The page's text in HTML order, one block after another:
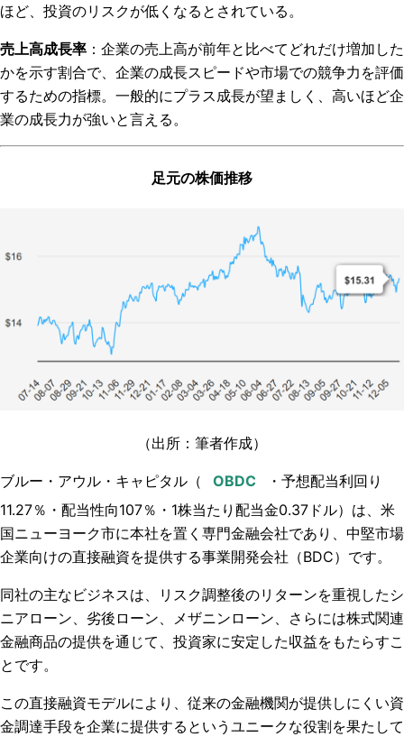
ほど、投資のリスクが低くなるとされている。
売上高成長率 ：企業の売上高が前年と比べてどれだけ増加した
かを示す割合で、企業の成長スピードや市場での競争力を評価
するための指標。一般的にプラス成長が望ましく、高いほど企
業の成長力が強いと言える。
足元の株価推移
（出所：筆者作成）
ブルー・アウル・キャピタル（
・予想配当利回り
11.27％・配当性向107％・ 1株当たり配当金0.37 ドル） は、米
国ニューヨーク市に本社を置く専門金融会社であり、中堅市場
企業向けの直接融資を提供する事業開発会社（BDC）です。
同社の主なビジネスは、リスク調整後のリターンを重視したシ
ニアローン、劣後ローン、メザニンローン、さらには株式関連
金融商品の提供を通じて、投資家に安定した収益をもたらすこ
とです。
この直接融資モデルにより、従来の金融機関が提供しにくい資
金調達手段を企業に提供するというユニークな役割を果たして